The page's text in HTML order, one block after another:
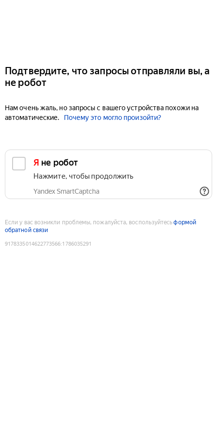
Подтвердите, что запросы отправляли вы, а
не робот
Нам очень жаль, но запросы с вашего устройства похожи на
автоматические.
Почему это могло произойти?
Я не робот
Нажмите, чтобы продолжить
Yandex SmartCaptcha
Если у вас возникли проблемы, пожалуйста, воспользуйтесьформой
обратной связи
9178335014622773566:1786035291